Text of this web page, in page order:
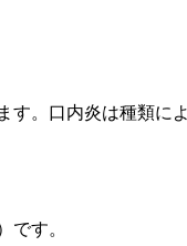
。口内炎は種類
です。